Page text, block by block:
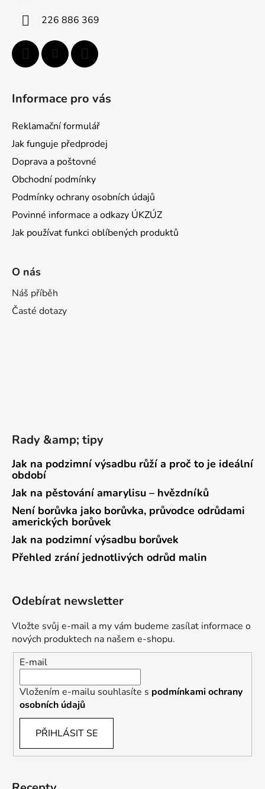
226 886 369
Informace pro vás
Reklamační formulář
Jak funguje předprodej
Doprava a poštovné
Obchodní podmínky
Podmínky ochrany osobních údajů
Povinné informace a odkazy ÚKZÚZ
Jak používat funkci oblíbených produktů
O nás
Náš příběh
Časté dotazy
Rady &amp; tipy
Jak na podzimní výsadbu růží a proč to je ideální
období
Jak na pěstování amarylisu – hvězdníků
Není borůvka jako borůvka, průvodce odrůdami
amerických borůvek
Jak na podzimní výsadbu borůvek
Přehled zrání jednotlivých odrůd malin
Odebírat newsletter
Vložte svůj e-mail a my vám budeme zasílat informace o
nových produktech na našem e-shopu.
E-mail
Vložením e-mailu souhlasíte s podmínkami ochrany
osobních údajů
PŘIHLÁSIT SE